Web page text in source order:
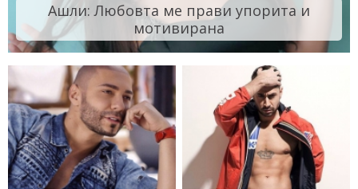
Ашли: Любовта ме прави упорита и
мотивирана